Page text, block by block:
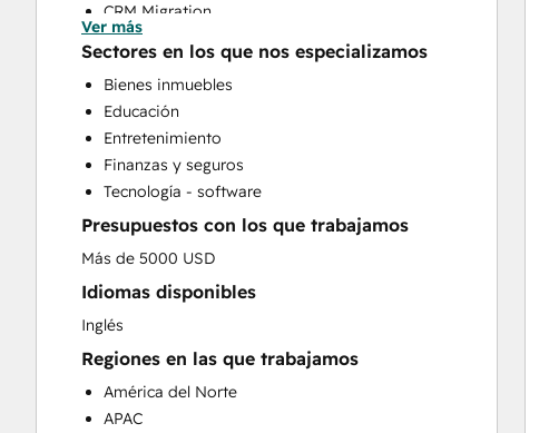
CRM Migration
Custom API Integrations
Customer Success Training
Customer Support Training
Customer Survey and Analysis
Help Desk Implementation
HubSpot Onboarding
Knowledge Base Development
Paid Advertising
Programmable Automation
Sales Coaching and Training
Sales Enablement
Website Design
Website Development
Website Migration
Ver más
Sectores en los que nos especializamos
Bienes inmuebles
Educación
Entretenimiento
Finanzas y seguros
Tecnología - software
Presupuestos con los que trabajamos
Más de 5000 USD
Idiomas disponibles
Inglés
Regiones en las que trabajamos
América del Norte
APAC